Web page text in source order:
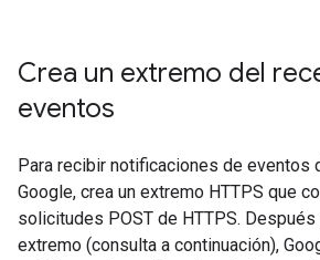
Crea un extremo del
eventos
Para recibir notificaciones de eventos
Google, crea un extremo HTTPS que
solicitudes POST de HTTPS.
extremo (consulta a continuación),